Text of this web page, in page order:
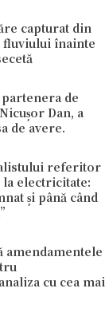
capturat din
fluviului înainte
de
Dan, a
de avere.
referitor
electricitate:
și până când
amendamentele
cu cea mai